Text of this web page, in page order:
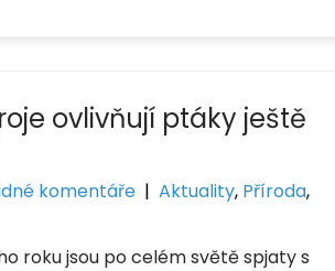
ovlivňují ptáky ještě
komentáře |Aktuality, Příroda,
roku jsou po celém světě spjaty s